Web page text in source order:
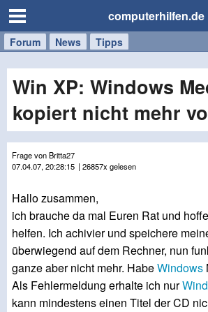
computerhilfen.de
Forum News Tipps
Handy
Tablet
Windows
Mac
Win XP: Windows
kopiert nicht mehr
Frage von Britta27
07.04.07, 20:28:15 | 26857x gelesen
Hallo zusammen,
ich brauche da mal Euren Rat und
helfen. Ich achivier und speichere
überwiegend auf dem Rechner, nun
ganze aber nicht mehr. HabeWindows
Als Fehlermeldung erhalte ich nur
kann mindestens einen Titel der CD